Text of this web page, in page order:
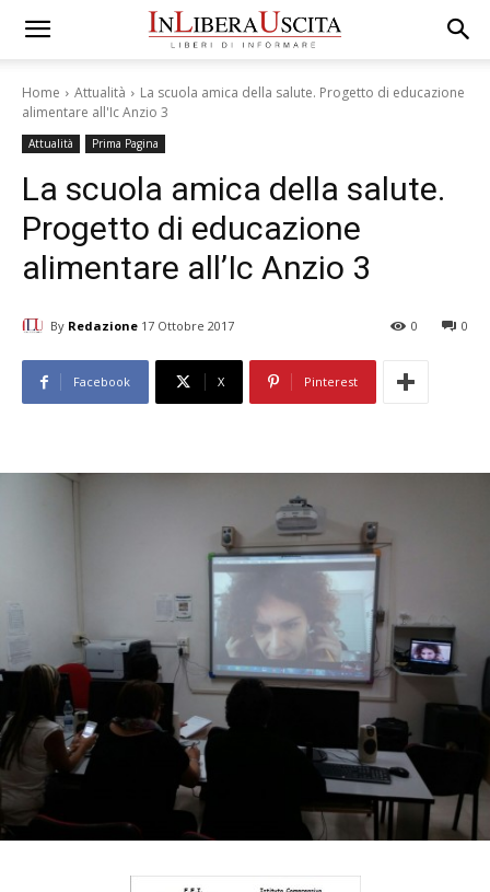
Home Attualità
La scuola amica della salute. Progetto di educazione
alimentare all'Ic Anzio 3
Attualità Prima Pagina
La scuola amica della salute.
Progetto di educazione
alimentare all’Ic Anzio 3
By Redazione 17 Ottobre 2017 0
0
Facebook X Pinterest